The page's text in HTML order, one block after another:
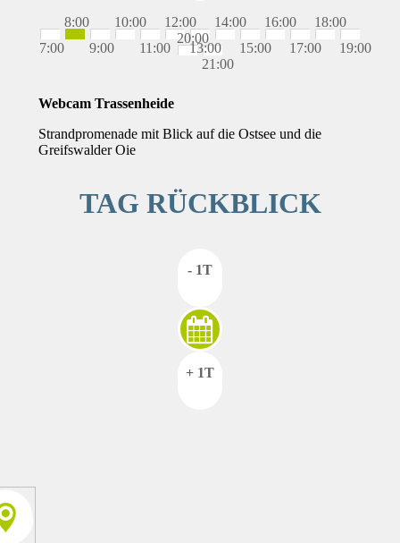
7:00
8:00
9:00
10:00
11:00
12:00
13:00
14:00
15:00
16:00
17:00
18:00
19:00
20:00
21:00
Webcam Trassenheide
Strandpromenade mit Blick auf die Ostsee und die
Greifswalder Oie
TAG RÜCKBLICK
- 1T
+ 1T